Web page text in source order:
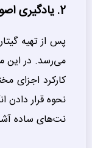
2. یادگیری اصول اولیه:
پس از تهیه
می‌رسد. در این
کارکرد اجزای
نحوه قرار دادن
نت‌های ساده